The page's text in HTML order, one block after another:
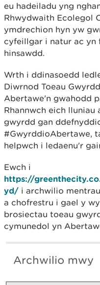
eu hadeiladu yng
Rhwydwaith Ecolegol
ymdrechion hyn yw
cyfeillgar i natur ac yn
hinsawdd.
Wrth i ddinasoedd
Diwrnod Toeau
Abertawe'n gwahodd
Rhannwch eich lluniau
gwyrdd gan
#GwyrddioAbertawe,
helpwch i ledaenu'r
Ewch i
https://
yd/ i archwilio
a chofrestru i gael y
brosiectau toeau
cymunedol yn
Archwilio mwy